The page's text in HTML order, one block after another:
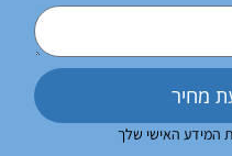
מחיר
המידע האישי שלך